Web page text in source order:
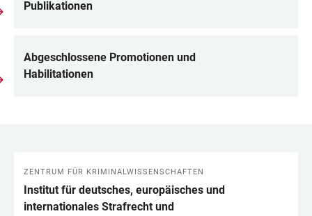
Publikationen
Abgeschlossene Promotionen und
Habilitationen
LINKS
ZENTRUM FÜR KRIMINALWISSENSCHAFTEN
Institut für deutsches, europäisches und
internationales Strafrecht und